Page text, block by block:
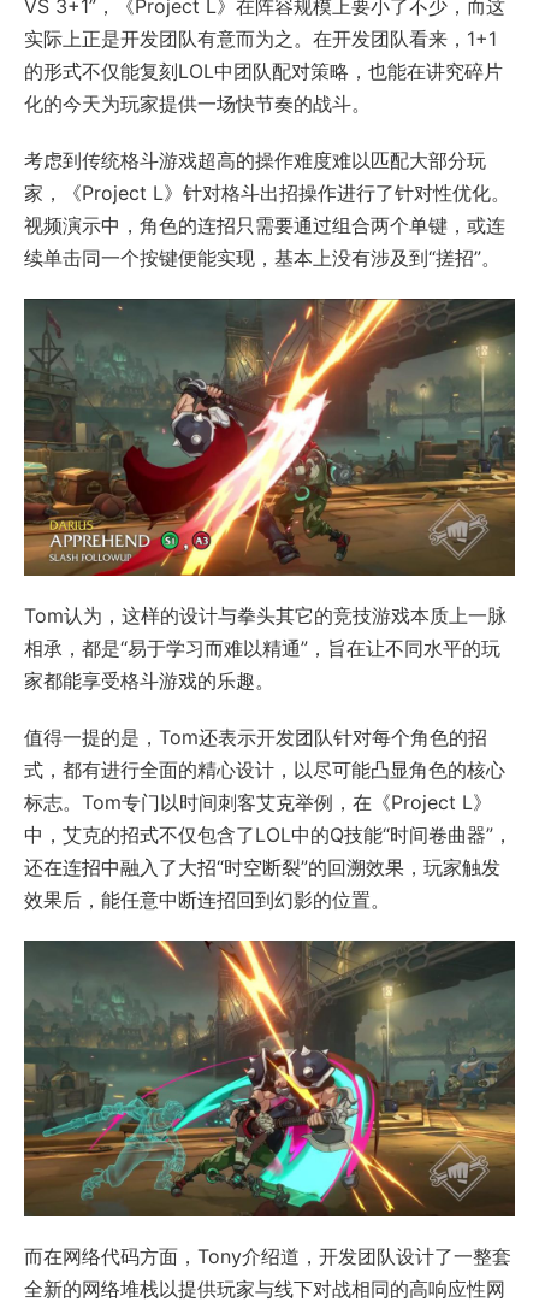
VS 3+1”，《Project L》在阵容规模上要小了不少，而这
实际上正是开发团队有意而为之。在开发团队看来，1+1
的形式不仅能复刻LOL中团队配对策略，也能在讲究碎片
化的今天为玩家提供一场快节奏的战斗。
考虑到传统格斗游戏超高的操作难度难以匹配大部分玩
家，《Project L》针对格斗出招操作进行了针对性优化。
视频演示中，角色的连招只需要通过组合两个单键，或连
续单击同一个按键便能实现，基本上没有涉及到“搓招”。
Tom认为，这样的设计与拳头其它的竞技游戏本质上一脉
相承，都是“易于学习而难以精通”，旨在让不同水平的玩
家都能享受格斗游戏的乐趣。
值得一提的是，Tom还表示开发团队针对每个角色的招
式，都有进行全面的精心设计，以尽可能凸显角色的核心
标志。Tom专门以时间刺客艾克举例，在《Project L》
中，艾克的招式不仅包含了LOL中的Q技能“时间卷曲器”，
还在连招中融入了大招“时空断裂”的回溯效果，玩家触发
效果后，能任意中断连招回到幻影的位置。
而在网络代码方面，Tony介绍道，开发团队设计了一整套
全新的网络堆栈以提供玩家与线下对战相同的高响应性网